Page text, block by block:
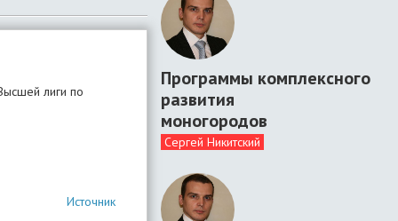
лиги по
Источник
Программы комплексного
развития
моногородов
Сергей Никитский